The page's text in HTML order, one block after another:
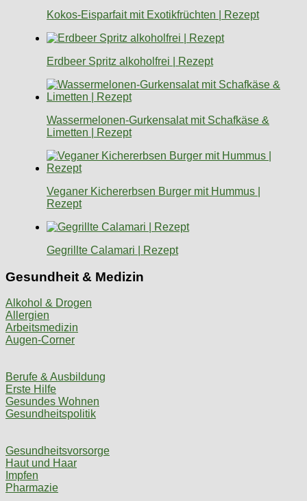
Kokos-Eisparfait mit Exotikfrüchten | Rezept
Erdbeer Spritz alkoholfrei | Rezept
Wassermelonen-Gurkensalat mit Schafkäse &
Limetten | Rezept
Veganer Kichererbsen Burger mit Hummus |
Rezept
Gegrillte Calamari | Rezept
Gesundheit & Medizin
Alkohol & Drogen
Allergien
Arbeitsmedizin
Augen-Corner
Berufe & Ausbildung
Erste Hilfe
Gesundes Wohnen
Gesundheitspolitik
Gesundheitsvorsorge
Haut und Haar
Impfen
Pharmazie